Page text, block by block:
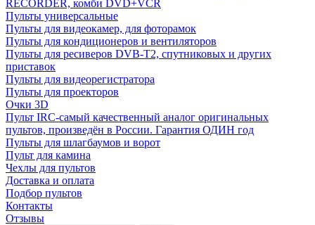
RECORDER, комби DVD+VCR
Пульты универсальные
Пульты для видеокамер, для фоторамок
Пульты для кондиционеров и вентиляторов
Пульты для ресиверов DVB-T2, спутниковых и других
приставок
Пульты для видеорегистратора
Пульты для проекторов
Очки 3D
Пульт IRC-самый качественный аналог оригинальных
пультов, произведён в России. Гарантия ОДИН год
Пульты для шлагбаумов и ворот
Пульт для камина
Чехлы для пультов
Доставка и оплата
Подбор пультов
Контакты
Отзывы